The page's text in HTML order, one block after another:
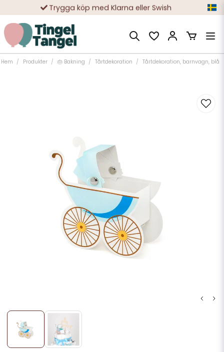
Trygga köp med Klarna eller Swish
10 000-tals nöjda kunder
Hem Produkter 🎂 Bakning Tårtdekoration Tårtdekoration, barnvagn, blå